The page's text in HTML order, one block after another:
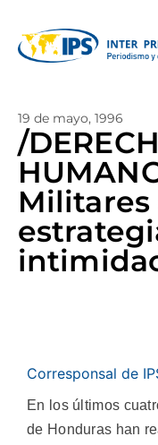
19 de mayo, 1996
/
Corresponsal de
En los últimos
de Honduras han